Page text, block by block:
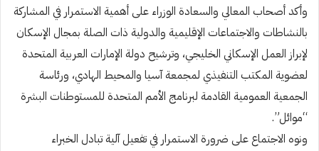
وأكد أصحاب المعالي والسعادة الوزراء على أهمية الاستمرار في المشاركة
بالنشاطات والاجتماعات الإقليمية والدولية ذات الصلة بمجال الإسكان
لإبراز العمل الإسكاني الخليجي، وترشيح دولة الإمارات العربية المتحدة
لعضوية المكتب التنفيذي لمجمعة آسيا والمحيط الهادي، ورئاسة
الجمعية العمومية القادمة لبرنامج الأمم المتحدة للمستوطنات البشرة
“موائل”.
ونوه الاجتماع على ضرورة الاستمرار في تفعيل آلية تبادل الخبراء